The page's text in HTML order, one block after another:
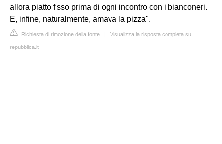
allora piatto fisso prima di ogni incontro con i bianconeri.
E, infine, naturalmente, amava la pizza".
Richiesta di rimozione della fonte | Visualizza la risposta completa su
repubblica.it